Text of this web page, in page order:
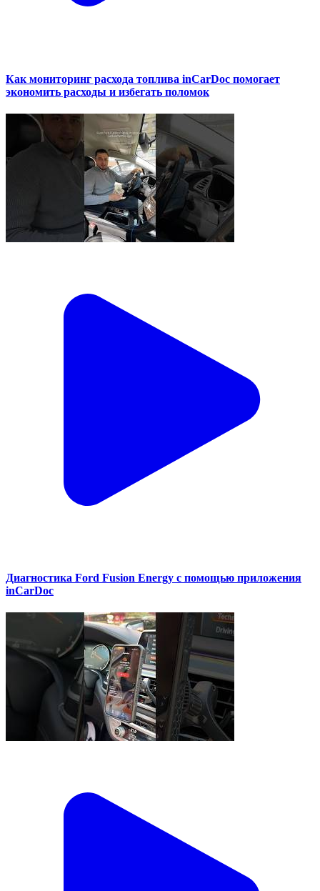
Как мониторинг расхода топлива inCarDoc помогает
экономить расходы и избегать поломок
Диагностика Ford Fusion Energy с помощью приложения
inCarDoc